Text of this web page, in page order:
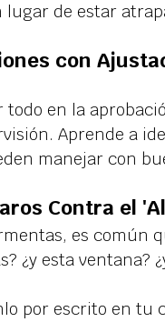
lugar de estar
con
en la
Aprende a
manejar con
Contra el
es común
¿y esta ventana?
por escrito en tu